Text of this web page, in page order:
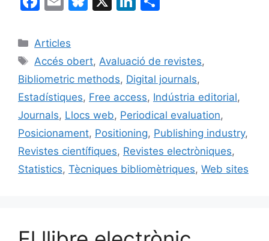
c
e
b
o
o
k
ai
l
s
k
y
e
dI
n
p
ar
te
ix
Categories
Articles
Etiquetes
Accés obert, Avaluació de revistes,
Bibliometric methods, Digital journals,
Estadístiques, Free access, Indústria editorial,
Journals, Llocs web, Periodical evaluation,
Posicionament, Positioning, Publishing industry,
Revistes científiques, Revistes electròniques,
Statistics, Tècniques bibliomètriques, Web sites